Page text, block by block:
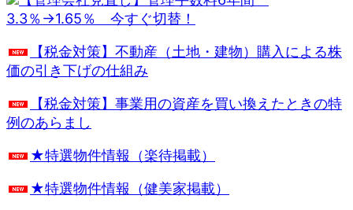
3.3％→1.65％ 今すぐ切替！
【税金対策】不動産（土地・建物）購入による株
価の引き下げの仕組み
【税金対策】事業用の資産を買い換えたときの特
例のあらまし
★特選物件情報（楽待掲載）
★特選物件情報（健美家掲載）